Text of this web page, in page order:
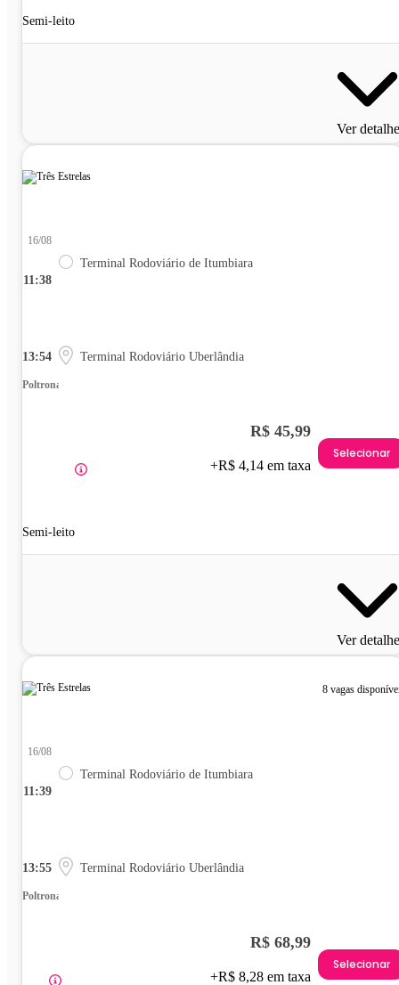
Semi-leito
Ver
11:38
16/08
Terminal Rodoviário de Itumbiara
13:54 Terminal Rodoviário Uberlândia
Poltrona
Semi-leito
R$ 45,99
+R$ 4,14 em taxa
Selecionar
Ver
8 vagas
11:39
16/08
Terminal Rodoviário de Itumbiara
13:55 Terminal Rodoviário Uberlândia
Poltrona
R$ 68,99
+R$ 8,28 em taxa
Selecionar